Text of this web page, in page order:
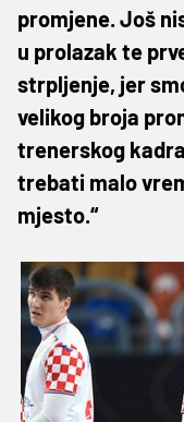
promjene. Još
u prolazak te
strpljenje, jer
velikog broja
trenerskog
trebati malo
mjesto.“